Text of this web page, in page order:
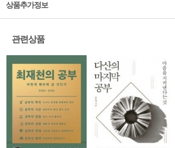
상품추가정보
관련상품